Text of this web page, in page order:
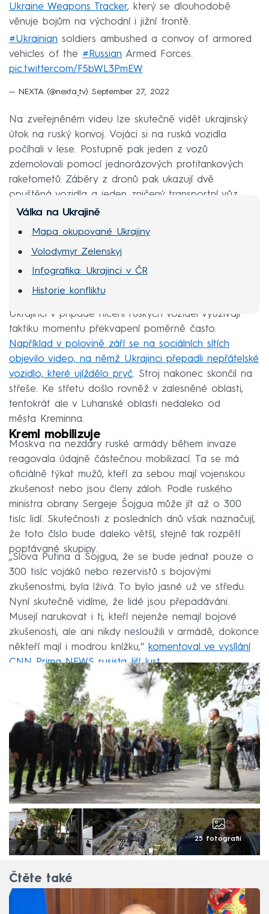
Ukraine Weapons Tracker, který se dlouhodobě
věnuje bojům na východní i jižní frontě.
#Ukrainian soldiers ambushed a convoy of armored
vehicles of the #Russian Armed Forces.
pic.twitter.com/F5bWL3PmEW
— NEXTA (@nexta_tv) September 27, 2022
Na zveřejněném videu lze skutečně vidět ukrajinský
útok na ruský konvoj. Vojáci si na ruská vozidla
počíhali v lese. Postupně pak jeden z vozů
zdemolovali pomocí jednorázových protitankových
raketometů. Záběry z dronů pak ukazují dvě
opuštěná vozidla a jeden zničený transportní vůz.
Válka na Ukrajině
Mapa okupované Ukrajiny
Volodymyr Zelenskyj
Infografika: Ukrajinci v ČR
Historie konfliktu
Ukrajinci v případě ničení ruských vozidel využívají
taktiku momentu překvapení poměrně často.
Například v polovině září se na sociálních sítích
objevilo video, na němž Ukrajinci přepadli nepřátelské
vozidlo, které ujíždělo pryč. Stroj nakonec skončil na
střeše. Ke střetu došlo rovněž v zalesněné oblasti,
tentokrát ale v Luhanské oblasti nedaleko od
města Kreminna.
Kreml mobilizuje
Moskva na nezdary ruské armády během invaze
reagovala údajně částečnou mobilizací. Ta se má
oficiálně týkat mužů, kteří za sebou mají vojenskou
zkušenost nebo jsou členy záloh. Podle ruského
ministra obrany Sergeje Šojgua může jít až o 300
tisíc lidí. Skutečnosti z posledních dnů však naznačují,
že toto číslo bude daleko větší, stejně tak rozpětí
poptávané skupiny.
„Slova Putina a Šojgua, že se bude jednat pouze o
300 tisíc vojáků nebo rezervistů s bojovými
zkušenostmi, byla lživá. To bylo jasné už ve středu.
Nyní skutečně vidíme, že lidé jsou přepadáváni.
Musejí narukovat i ti, kteří nejenže nemají bojové
zkušenosti, ale ani nikdy nesloužili v armádě, dokonce
někteří mají i modrou knížku,“ komentoval ve vysílání
CNN Prima NEWS rusista Jiří Just.
25 fotografií
Čtěte také